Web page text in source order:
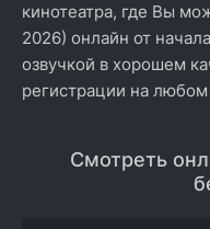
кинотеатра, где Вы
2026) онлайн от
озвучкой в хорошем
регистрации на любом
Смотреть